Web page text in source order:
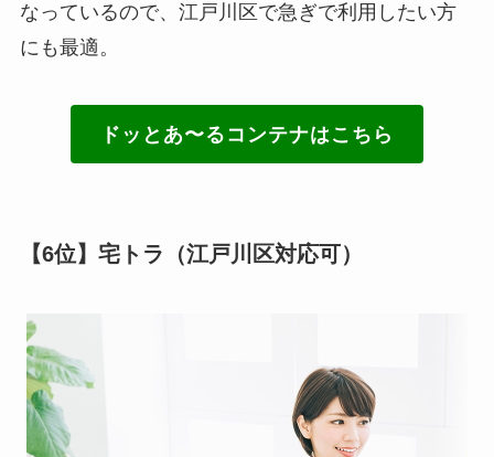
なっているので、江戸川区で急ぎで利用したい方
にも最適。
ドッとあ〜るコンテナはこちら
【6位】宅トラ（江戸川区対応可）